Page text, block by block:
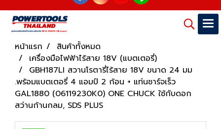
หน้าแรก
สินค้าทั้งหมด
เครื่องมือไฟฟ้าไร้สาย 18V (แบตเตอรี่)
GBH187LI สวานโรตารี่ไร้สาย 18V ขนาด 24 มม
.พร้อมแบตเตอรี่ 4 แอมป์ 2 ก้อน + แท่นชาร์จเร็ว
GAL1880 (06119230K0) ONE CHUCK ใช้กับดอก
สว่านก้านกลม, SDS PLUS